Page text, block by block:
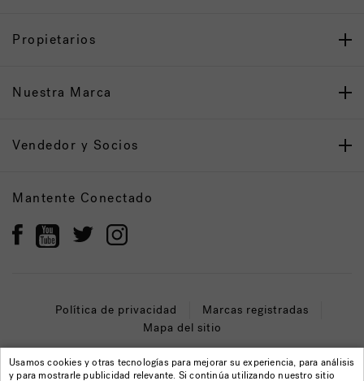
Propietarios
Nuestra Marca
Vendedor y Socios
Mantente Conectado
Política de privacidad
Marcas registradas
Mapa del sitio
© 2022 Jacuzzi Inc. Todos los derechos reservados.
Usamos cookies y otras tecnologías para mejorar su experiencia, para análisis
y para mostrarle publicidad relevante. Si continúa utilizando nuestro sitio